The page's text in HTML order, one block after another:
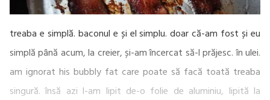
treaba e simplă. baconul e și el simplu. doar că-am fost și eu
simplă până acum, la creier, și-am încercat să-l prăjesc. în ulei.
am ignorat his bubbly fat care poate să facă toată treaba
singură. însă azi l-am lipit de-o folie de aluminiu, lipită la